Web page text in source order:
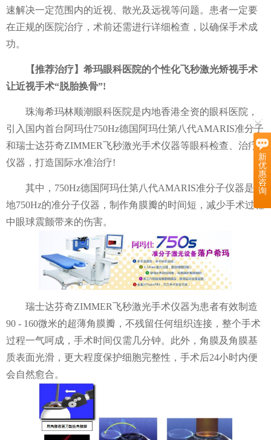
新
优
惠
咨
询
速解决一定范围内的近视、散光及远视等问题。患者一定要
在正规的医院治疗，术前还需进行详细检查，以确保手术成
功。
【推荐治疗】希玛眼科医院的个性化飞秒激光矫视手术
让近视手术“脱胎换骨”!
珠海希玛林顺潮眼科医院是内地香港全资的眼科医院，
引入国内首台阿玛仕750Hz德国阿玛仕第八代AMARIS准分子
和瑞士达芬奇ZIMMER飞秒激光手术仪器等眼科检查、治疗
仪器，打造国际水准治疗!
其中，750Hz德国阿玛仕第八代AMARIS准分子仪器是内
地750Hz的准分子仪器，制作角膜瓣的时间短，减少手术过程
中眼球震颤带来的伤害。
瑞士达芬奇ZIMMER飞秒激光手术仪器为患者有效制造
90 - 160微米的超薄角膜瓣，不残留任何组织连接，整个手术
过程一气呵成，手术时间仅需几分钟。此外，角膜及角膜基
质表面光滑，更大程度保护细胞完整性，手术后24小时内便
会自然愈合。